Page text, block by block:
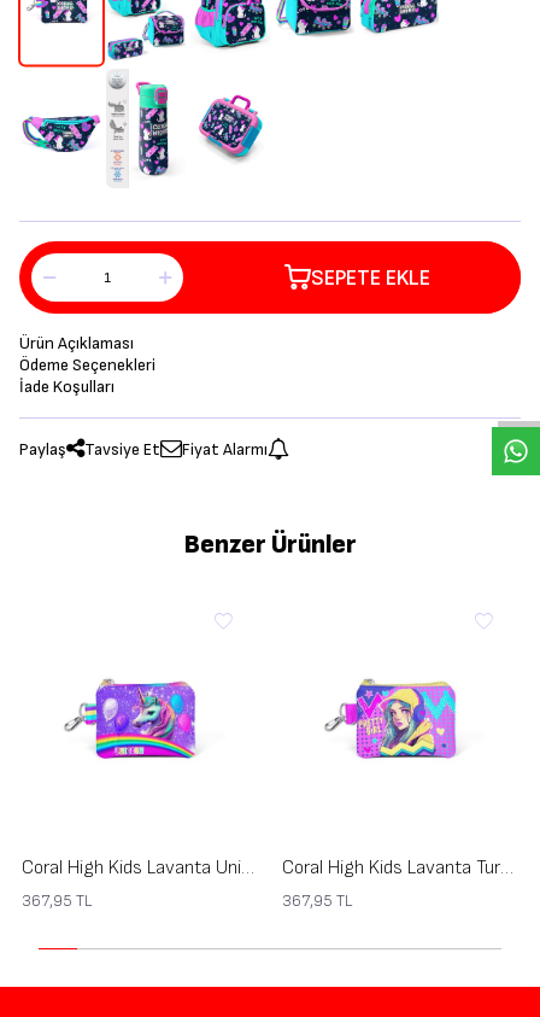
SEPETE EKLE
Ürün Açıklaması
Ödeme Seçenekleri
İade Koşulları
Paylaş Tavsiye Et Fiyat Alarmı
Benzer Ürünler
Coral High Kids Lavanta Unicorn Desenli Bozuk Para Çantası 21922
367,95 TL
Coral High Kids Lavanta Turkuaz Kulaklıklı Kız Desenli Bozuk Para Çantası 21920
367,95 TL